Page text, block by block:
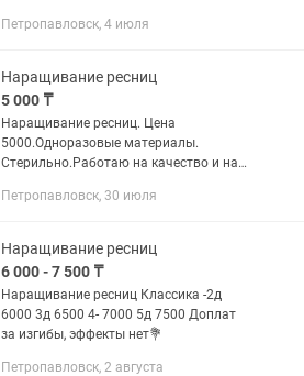
уже красивой 💞 📲 Запись открыта
Петропавловск, 4 июля
Наращивание ресниц
5 000 ₸
Наращивание ресниц. Цена
5000.Одноразовые материалы.
Стерильно.Работаю на качество и на
Петропавловск, 30 июля
Наращивание ресниц
6 000 - 7 500 ₸
Наращивание ресниц Классика -2д
6000 3д 6500 4- 7000 5д 7500 Доплат
за изгибы, эффекты нет💐
Петропавловск, 2 августа